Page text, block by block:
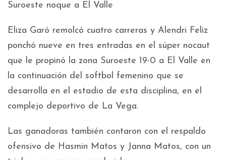
Suroeste noque a El Valle
Eliza Garó remolcó cuatro carreras y Alendri Feliz
ponchó nueve en tres entradas en el súper nocaut
que le propinó la zona Suroeste 19-0 a El Valle en
la continuación del softbol femenino que se
desarrolla en el estadio de esta disciplina, en el
complejo deportivo de La Vega.
Las ganadoras también contaron con el respaldo
ofensivo de Hasmin Matos y Janna Matos, con un